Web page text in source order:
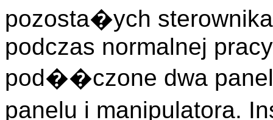
pozosta�ych
podczas normalnej
pod��czone dwa
panelu i manipulatora.